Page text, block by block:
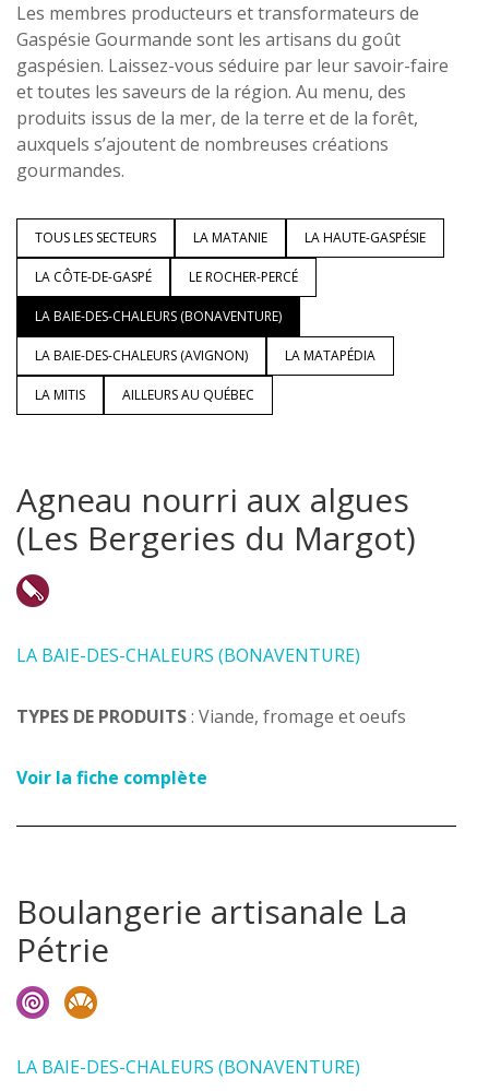
Les membres producteurs et transformateurs de
Gaspésie Gourmande sont les artisans du goût
gaspésien. Laissez-vous séduire par leur savoir-faire
et toutes les saveurs de la région. Au menu, des
produits issus de la mer, de la terre et de la forêt,
auxquels s’ajoutent de nombreuses créations
gourmandes.
TOUS LES SECTEURS LA MATANIE LA HAUTE-GASPÉSIE
LA CÔTE-DE-GASPÉ LE ROCHER-PERCÉ
LA BAIE-DES-CHALEURS (BONAVENTURE)
LA BAIE-DES-CHALEURS (AVIGNON) LA MATAPÉDIA
LA MITIS AILLEURS AU QUÉBEC
Agneau nourri aux algues
(Les Bergeries du Margot)
LA BAIE-DES-CHALEURS (BONAVENTURE)
TYPES DE PRODUITS: Viande, fromage et oeufs
Voir la fiche complète
Boulangerie artisanale La
Pétrie
LA BAIE-DES-CHALEURS (BONAVENTURE)